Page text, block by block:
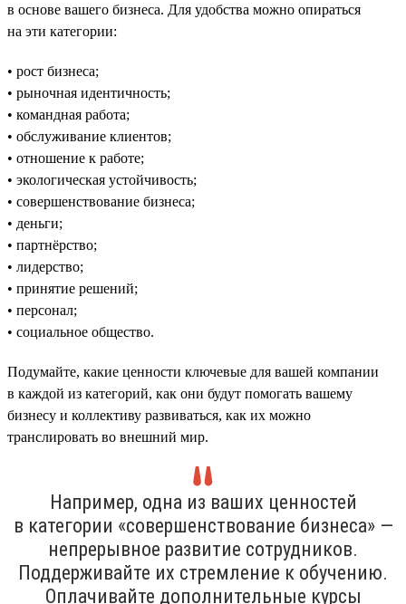
в основе вашего бизнеса. Для удобства можно опираться
на эти категории:
• рост бизнеса;
• рыночная идентичность;
• командная работа;
• обслуживание клиентов;
• отношение к работе;
• экологическая устойчивость;
• совершенствование бизнеса;
• деньги;
• партнёрство;
• лидерство;
• принятие решений;
• персонал;
• социальное общество.
Подумайте, какие ценности ключевые для вашей компании
в каждой из категорий, как они будут помогать вашему
бизнесу и коллективу развиваться, как их можно
транслировать во внешний мир.
Например, одна из ваших ценностей
в категории «совершенствование бизнеса» —
непрерывное развитие сотрудников.
Поддерживайте их стремление к обучению.
Оплачивайте дополнительные курсы